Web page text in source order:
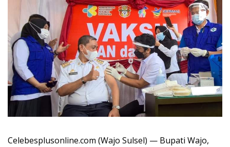
Celebesplusonline.com (Wajo Sulsel) — Bupati Wajo,